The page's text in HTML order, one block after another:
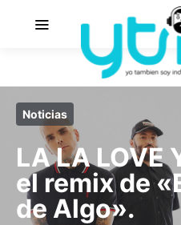
Noticias
LA LA LOVE
el remix de
de Algo».